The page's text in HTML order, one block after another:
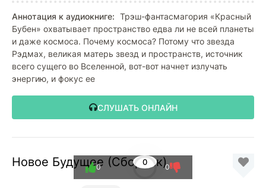
Аннотация к аудиокниге: Трэш-фантасмагория «Красный
Бубен» охватывает пространство едва ли не всей планеты
и даже космоса. Почему космоса? Потому что звезда
Рэдмах, великая матерь звезд и пространств, источник
всего сущего во Вселенной, вот-вот начнет излучать
энергию, и фокус ее
СЛУШАТЬ ОНЛАЙН
Новое Будущее (Сборник)
0
0 0